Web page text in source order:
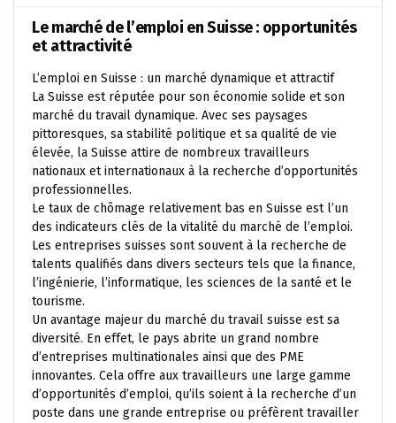
Le marché de l’emploi en Suisse : opportunités
et attractivité
L’emploi en Suisse : un marché dynamique et attractif
La Suisse est réputée pour son économie solide et son
marché du travail dynamique. Avec ses paysages
pittoresques, sa stabilité politique et sa qualité de vie
élevée, la Suisse attire de nombreux travailleurs
nationaux et internationaux à la recherche d’opportunités
professionnelles.
Le taux de chômage relativement bas en Suisse est l’un
des indicateurs clés de la vitalité du marché de l’emploi.
Les entreprises suisses sont souvent à la recherche de
talents qualifiés dans divers secteurs tels que la finance,
l’ingénierie, l’informatique, les sciences de la santé et le
tourisme.
Un avantage majeur du marché du travail suisse est sa
diversité. En effet, le pays abrite un grand nombre
d’entreprises multinationales ainsi que des PME
innovantes. Cela offre aux travailleurs une large gamme
d’opportunités d’emploi, qu’ils soient à la recherche d’un
poste dans une grande entreprise ou préfèrent travailler